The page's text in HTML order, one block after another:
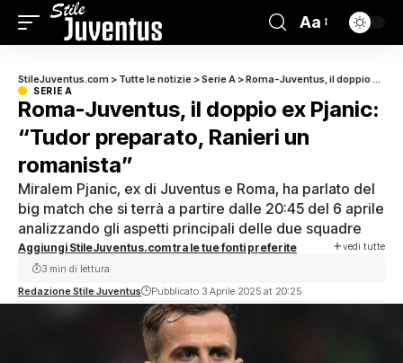
Aa
StileJuventus.com > Tutte le notizie >Serie A >Roma-Juventus, il doppio ex Pjanic: “Tudor preparato, Ranieri un romanista”
SERIE A
Roma-Juventus, il doppio ex Pjanic:
“Tudor preparato, Ranieri un
romanista”
Miralem Pjanic, ex di Juventus e Roma, ha parlato del
big match che si terrà a partire dalle 20:45 del 6 aprile
analizzando gli aspetti principali delle due squadre
Aggiungi StileJuventus.com tra le tue fonti preferite vedi tutte
Redazione Stile Juventus Pubblicato 3 Aprile 2025 at 20:25
3 min di lettura